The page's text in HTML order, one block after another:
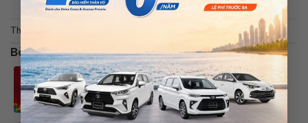
This entry was posted in permalink.
Bài viết liên quan
THÔNG BÁO NGHỈ LỄ 30/4 & 1/5 –
KỶ NIỆM 50 NĂM THỐNG NHẤT
ĐẤT NƯỚC